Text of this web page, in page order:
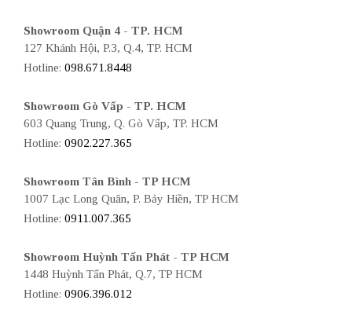
Showroom Quận 4 - TP. HCM
127 Khánh Hội, P.3, Q.4, TP. HCM
Hotline: 098.671.8448
Showroom Gò Vấp - TP. HCM
603 Quang Trung, Q. Gò Vấp, TP. HCM
Hotline: 0902.227.365
Showroom Tân Bình - TP HCM
1007 Lạc Long Quân, P. Bảy Hiền, TP HCM
Hotline: 0911.007.365
Showroom Huỳnh Tấn Phát - TP HCM
1448 Huỳnh Tấn Phát, Q.7, TP HCM
Hotline: 0906.396.012